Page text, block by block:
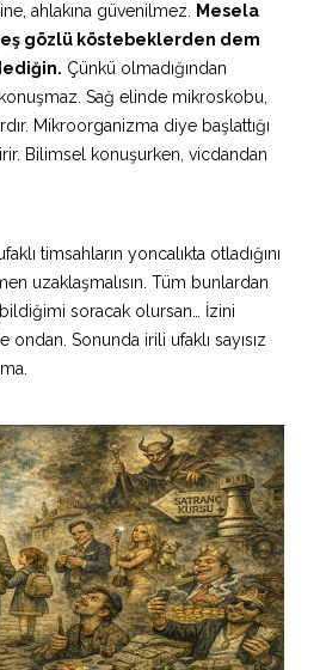
ahlakına güvenilmez.
Mesela
gözlü köstebeklerden dem
Çünkü olmadığından
Sağ elinde mikroskobu,
Mikroorganizma diye başlattığı
Bilimsel konuşurken, vicdandan
timsahların yoncalıkta otladığını
uzaklaşmalısın. Tüm bunlardan
soracak olursan… İzini
Sonunda irili ufaklı sayısız